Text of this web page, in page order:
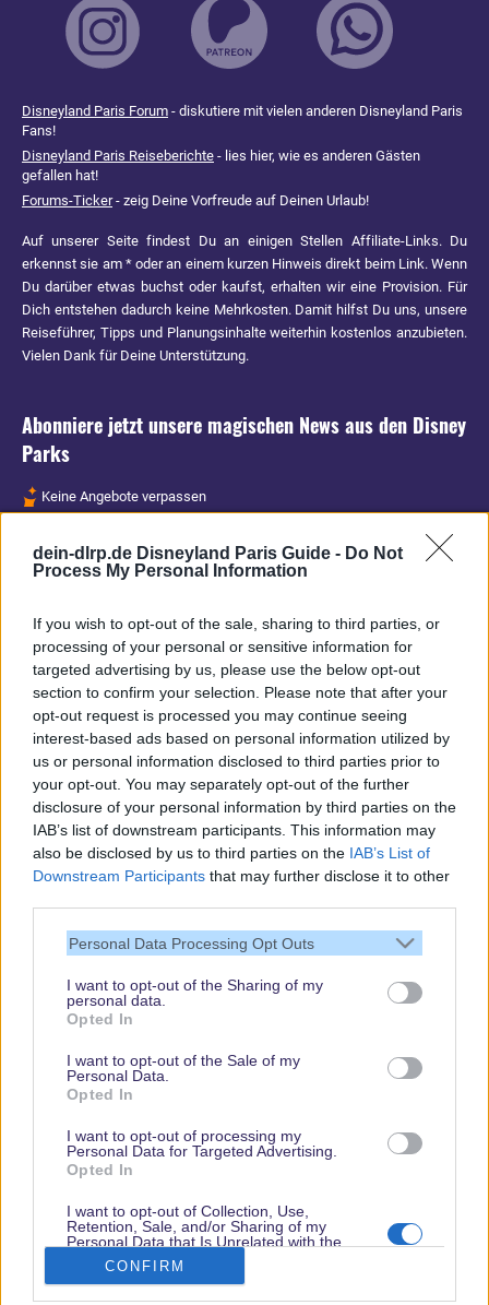
dein-dlrp.de Disneyland Paris Guide - Do Not
Process My Personal Information
If you wish to opt-out of the sale, sharing to third parties, or
processing of your personal or sensitive information for
targeted advertising by us, please use the below opt-out
section to confirm your selection. Please note that after your
opt-out request is processed you may continue seeing
interest-based ads based on personal information utilized by
us or personal information disclosed to third parties prior to
your opt-out. You may separately opt-out of the further
disclosure of your personal information by third parties on the
IAB’s list of downstream participants. This information may
also be disclosed by us to third parties on the IAB’s List of
Downstream Participants that may further disclose it to other
Personal Data Processing Opt Outs
I want to opt-out of the Sharing of my
personal data.
Opted In
I want to opt-out of the Sale of my
Personal Data.
Opted In
I want to opt-out of processing my
Personal Data for Targeted Advertising.
Opted In
I want to opt-out of Collection, Use,
Retention, Sale, and/or Sharing of my
Personal Data that Is Unrelated with the
Purposes for which it was collected.
Opted Out
CONFIRM
Disneyland Paris Forum - diskutiere mit vielen anderen Disneyland Paris
Fans!
Disneyland Paris Reiseberichte - lies hier, wie es anderen Gästen
gefallen hat!
Forums-Ticker- zeig Deine Vorfreude auf Deinen Urlaub!
Auf unserer Seite findest Du an einigen Stellen Affiliate-Links. Du
erkennst sie am * oder an einem kurzen Hinweis direkt beim Link. Wenn
Du darüber etwas buchst oder kaufst, erhalten wir eine Provision. Für
Dich entstehen dadurch keine Mehrkosten. Damit hilfst Du uns, unsere
Reiseführer, Tipps und Planungsinhalte weiterhin kostenlos anzubieten.
Vielen Dank für Deine Unterstützung.
Abonniere jetzt unsere magischen News aus den Disney
Parks
Keine Angebote verpassen
Spannende Lesetipps
Vielen Dank,
dass Du unsere
Seite liest.
Schau regelmäßig
© dein-dlrp | Einige Elemente ©Disney. dein-dlrp ist ein Reiseführer für
Disneyland Paris & Walt Disney World und ist unabhängig von "The Walt
Disney Company", "EuroDisney S.C.A." oder deren Tochter- sowie
Partnerunternehmen.
Impressum|Datenschutzerklärung